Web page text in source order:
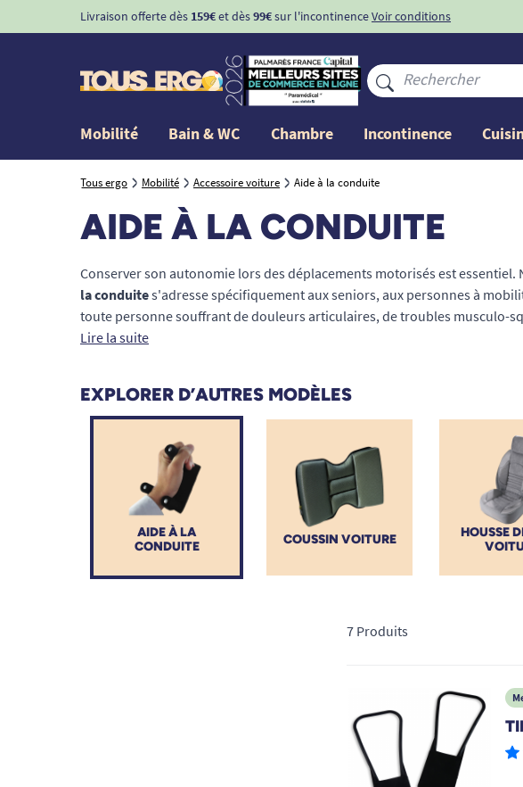
Livraison offerte dès 159€et dès99€sur l'incontinenceVoir conditions
Mobilité Bain & WC Chambre Incontinence
Tous ergo Mobilité Accessoire voiture Aide à la conduite
AIDE À LA CONDUITE
Conserver son autonomie lors des déplacements motorisés est essentiel.
la conduites'adresse spécifiquement aux seniors, aux personnes à
toute personne souffrant de douleurs articulaires, de troubles musculo-
de force. Que vous cherchiez à faciliter l'installation au volant, à réduire la
retrouver le plaisir de conduire en toute sécurité et sans le moindre effort.
Lire la suite
EXPLORER D’AUTRES MODÈLES
COUSSIN VOITURE
HOUSSE
AIDE À LA
CONDUITE
7 Produits